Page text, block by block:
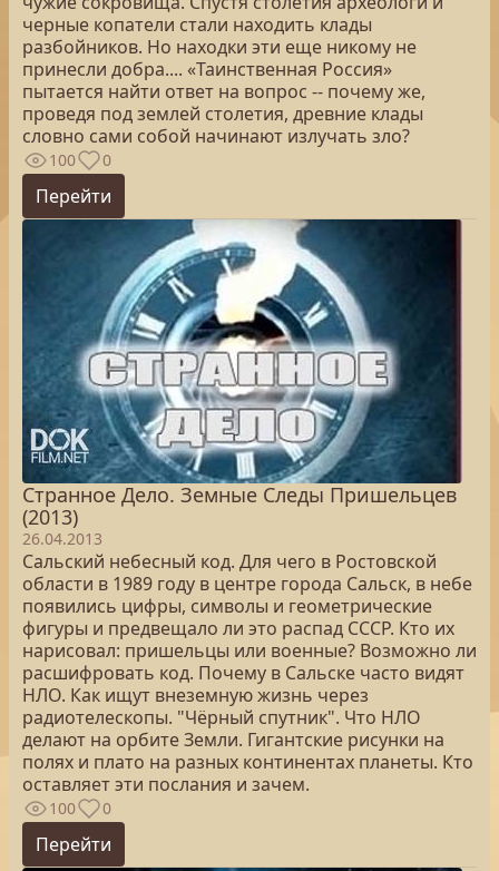
черные копатели стали находить клады
разбойников. Но находки эти еще никому не
принесли добра.... «Таинственная Россия»
пытается найти ответ на вопрос -- почему же,
проведя под землей столетия, древние клады
словно сами собой начинают излучать зло?
100 0
Перейти
Странное Дело. Земные Следы Пришельцев
(2013)
26.04.2013
Сальский небесный код. Для чего в Ростовской
области в 1989 году в центре города Сальск, в небе
появились цифры, символы и геометрические
фигуры и предвещало ли это распад СССР. Кто их
нарисовал: пришельцы или военные? Возможно ли
расшифровать код. Почему в Сальске часто видят
НЛО. Как ищут внеземную жизнь через
радиотелескопы. "Чёрный спутник". Что НЛО
делают на орбите Земли. Гигантские рисунки на
полях и плато на разных континентах планеты. Кто
оставляет эти послания и зачем.
100 0
Перейти